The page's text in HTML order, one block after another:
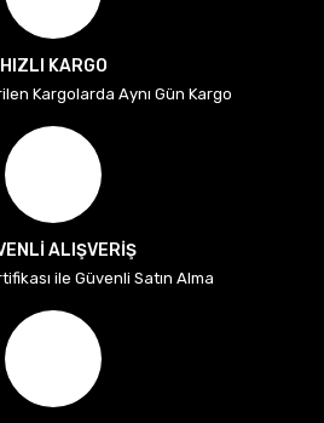
HIZLI KARGO
Kargolarda Aynı Gün Kargo
ALIŞVERİŞ
ile Güvenli Satın Alma